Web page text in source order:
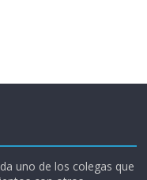
uno de los colegas que